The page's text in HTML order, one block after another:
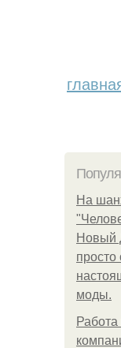
На
Новый
просто
моды.
Работа